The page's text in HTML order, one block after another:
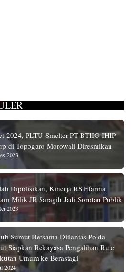
2024, PLTU-Smelter PT BTIIG-IHIP
di Topogaro Morowali Diresmikan
2023
Dipolisikan, Kinerja RS Efarina
Milik JR Saragih Jadi Sorotan Publik
2023
Sumut Bersama Ditlantas Polda
Siapkan Rekayasa Pengalihan Rute
Umum ke Berastagi
2024